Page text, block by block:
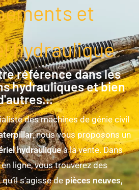
et
hydraulique
référence dans les
hydrauliques et bien
des machines de génie civil
, nous vous proposons un
hydrauliqueà la vente. Dans
ligne, vous trouverez des
s’agisse de pièces neuves,